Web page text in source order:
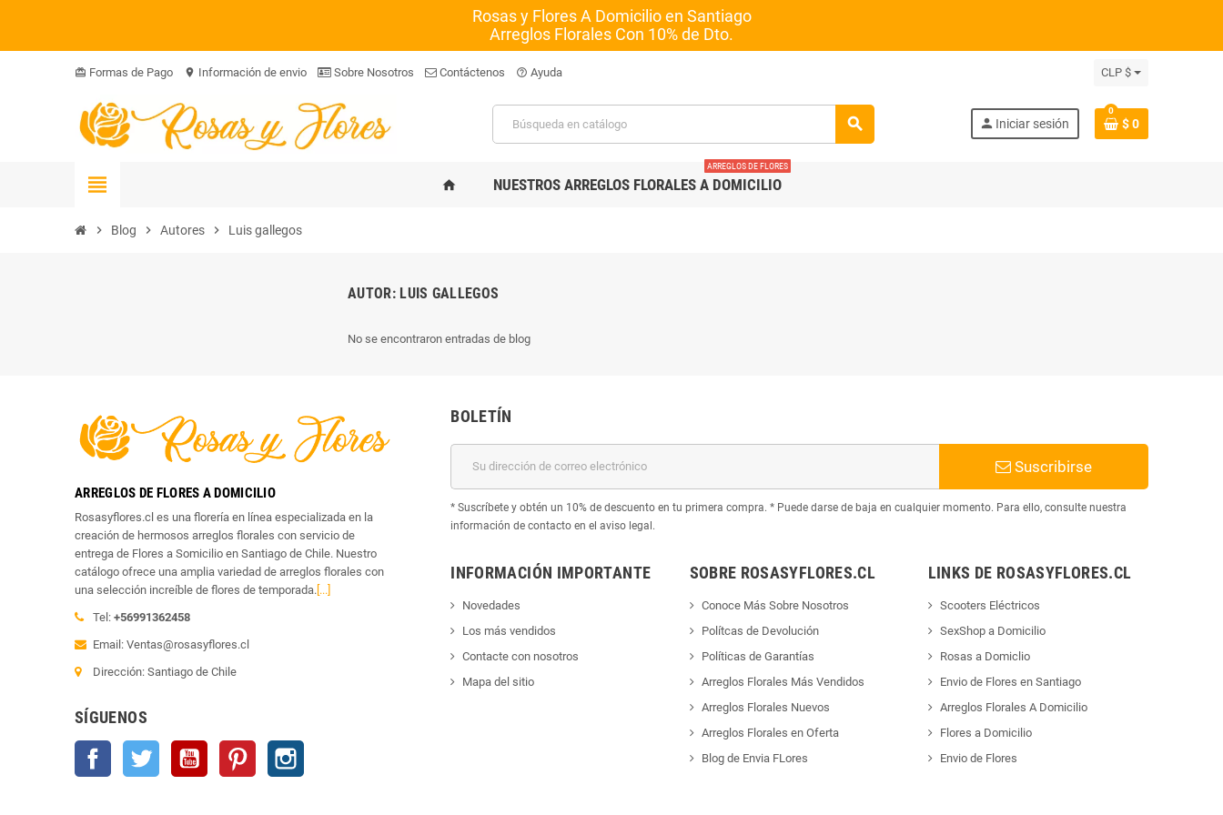
Rosas y Flores A Domicilio en Santiago
Arreglos Florales Con 10% de Dto.
card_giftcard Formas de Pago location_on Información de envio Sobre Nosotros Contáctenos help_outline Ayuda CLP $
search person Iniciar sesión
0
$ 0
view_headline home NUESTROS ARREGLOS FLORALES A DOMICILIO
ARREGLOS DE FLORES
chevron_right Blog chevron_right Autores chevron_right Luis gallegos
AUTOR: LUIS GALLEGOS
No se encontraron entradas de blog
ARREGLOS DE FLORES A DOMICILIO
Rosasyflores.cl es una florería en línea especializada en la
creación de hermosos arreglos florales con servicio de
entrega de Flores a Somicilio en Santiago de Chile. Nuestro
catálogo ofrece una amplia variedad de arreglos florales con
una selección increíble de flores de temporada. [...]
Tel: +56991362458
Email: Ventas@rosasyflores.cl
Dirección: Santiago de Chile
SÍGUENOS
Facebook Twitter YouTube Pinterest
BOLETÍN
Suscribirse
* Suscríbete y obtén un 10% de descuento en tu primera compra. * Puede darse de baja en cualquier momento. Para ello, consulte nuestra
información de contacto en el aviso legal.
INFORMACIÓN IMPORTANTE
Novedades
Los más vendidos
Contacte con nosotros
Mapa del sitio
SOBRE ROSASYFLORES.CL
Conoce Más Sobre Nosotros
Polítcas de Devolución
Políticas de Garantías
Arreglos Florales Más Vendidos
Arreglos Florales Nuevos
Arreglos Florales en Oferta
Blog de Envia FLores
LINKS DE ROSASYFLORES.CL
Scooters Eléctricos
SexShop a Domicilio
Rosas a Domiclio
Envio de Flores en Santiago
Arreglos Florales A Domicilio
Flores a Domicilio
Envio de Flores